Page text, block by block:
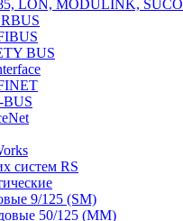
LON, MODULINK,
BUS
BUS
систем RS
9/125 (SM)
50/125 (ММ)